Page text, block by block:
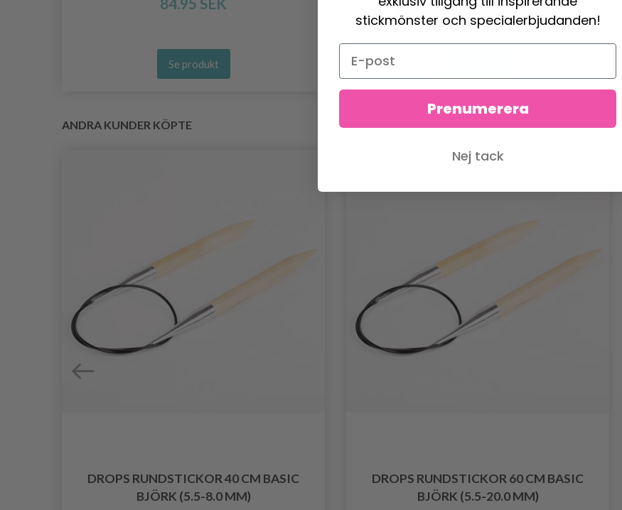
Se produkt
Erbjudandet upphör31/08/2026
ANDRA KUNDER KÖPTE
DROPS RUNDSTICKOR 40 CM BASIC
BJÖRK (5.5-8.0 MM)
DROPS RUNDSTICKOR 60 CM BASIC
BJÖRK (5.5-20.0 MM)
stickmönster och specialerbjudanden!
Prenumerera
Nej tack